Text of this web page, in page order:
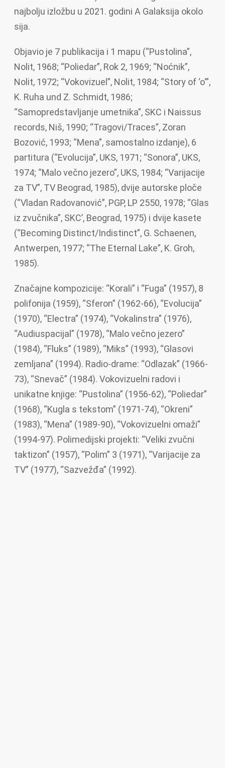
najbolju izložbu u 2021. godini A Galaksija okolo
sija.
Objavio je 7 publikacija i 1 mapu (“Pustolina”,
Nolit, 1968; “Poliedar”, Rok 2, 1969; “Noćnik”,
Nolit, 1972; “Vokovizuel”, Nolit, 1984; “Story of ‘o'”,
K. Ruha und Z. Schmidt, 1986;
“Samopredstavljanje umetnika”, SKC i Naissus
records, Niš, 1990; “Tragovi/Traces”, Zoran
Bozović, 1993; “Mena”, samostalno izdanje), 6
partitura (“Evolucija”, UKS, 1971; “Sonora”, UKS,
1974; “Malo večno jezero”, UKS, 1984; “Varijacije
za TV”, TV Beograd, 1985), dvije autorske ploče
(“Vladan Radovanović”, PGP, LP 2550, 1978; “Glas
iz zvučnika”, SKC’, Beograd, 1975) i dvije kasete
(“Becoming Distinct/Indistinct”, G. Schaenen,
Antwerpen, 1977; “The Eternal Lake”, K. Groh,
1985).
Značajne kompozicije: “Korali” i “Fuga” (1957), 8
polifonija (1959), “Sferon” (1962-66), “Evolucija”
(1970), “Electra” (1974), “Vokalinstra” (1976),
“Audiuspacijal” (1978), “Malo večno jezero”
(1984), “Fluks” (1989), “Miks” (1993), “Glasovi
zemljana” (1994). Radio-drame: “Odlazak” (1966-
73), “Snevač” (1984). Vokovizuelni radovi i
unikatne knjige: “Pustolina” (1956-62), “Poliedar”
(1968), “Kugla s tekstom” (1971-74), “Okreni”
(1983), “Mena” (1989-90), “Vokovizuelni omaži”
(1994-97). Polimedijski projekti: “Veliki zvučni
taktizon” (1957), “Polim” 3 (1971), “Varijacije za
TV” (1977), “Sazvežđa” (1992).